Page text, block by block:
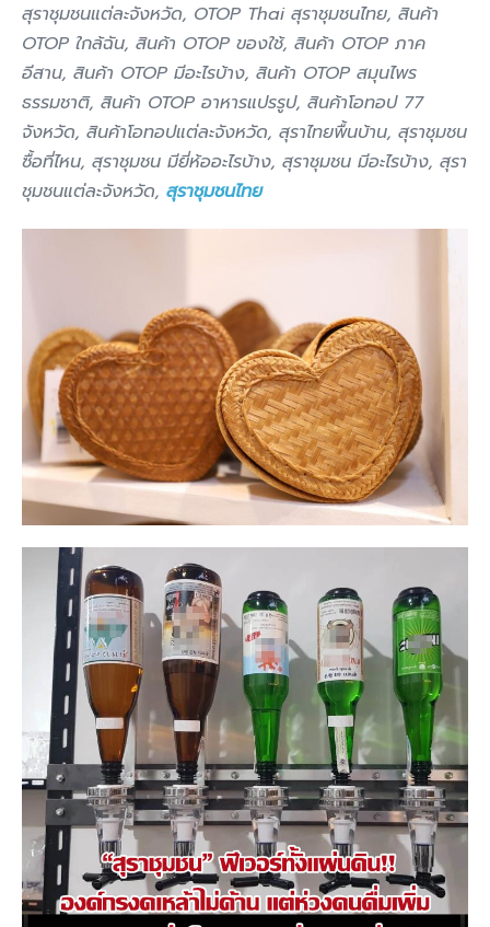
สุราชุมชนแต่ละจังหวัด, OTOP Thai สุราชุมชนไทย, สินค้า
OTOP ใกล้ฉัน, สินค้า OTOP ของใช้, สินค้า OTOP ภาค
อีสาน, สินค้า OTOP มีอะไรบ้าง, สินค้า OTOP สมุนไพร
ธรรมชาติ, สินค้า OTOP อาหารแปรรูป, สินค้าโอทอป 77
จังหวัด, สินค้าโอทอปแต่ละจังหวัด, สุราไทยพื้นบ้าน, สุราชุมชน
ซื้อที่ไหน, สุราชุมชน มียี่ห้ออะไรบ้าง, สุราชุมชน มีอะไรบ้าง, สุรา
ชุมชนแต่ละจังหวัด, สุราชุมชนไทย